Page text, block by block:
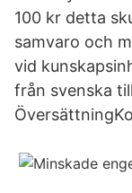
100 kr detta
samvaro och
vid
från svenska